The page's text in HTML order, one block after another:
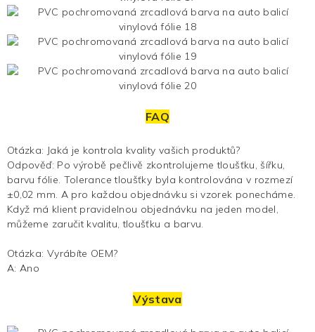
FAQ
Otázka: Jaká je kontrola kvality vašich produktů?
Odpověď: Po výrobě pečlivě zkontrolujeme tloušťku, šířku,
barvu fólie. Tolerance tloušťky byla kontrolována v rozmezí
±0,02 mm. A pro každou objednávku si vzorek ponecháme.
Když má klient pravidelnou objednávku na jeden model,
můžeme zaručit kvalitu, tloušťku a barvu.
Otázka: Vyrábíte OEM?
A: Ano
Výstava